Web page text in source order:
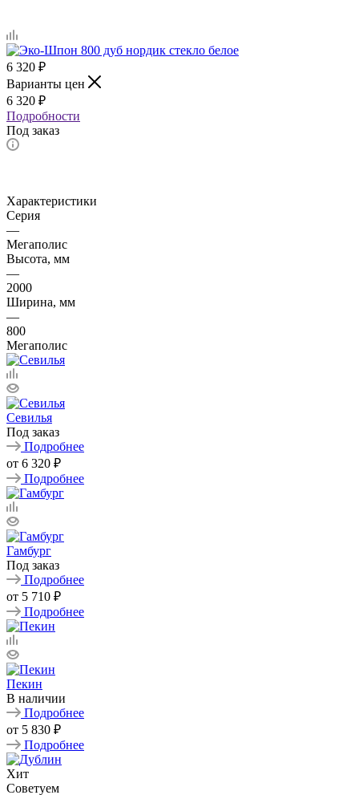
6 320 ₽
Варианты цен
6 320 ₽
Подробности
Под заказ
Характеристики
Серия
—
Мегаполис
Высота, мм
—
2000
Ширина, мм
—
800
Мегаполис
Севилья
Под заказ
Подробнее
от 6 320 ₽
Подробнее
Гамбург
Под заказ
Подробнее
от 5 710 ₽
Подробнее
Пекин
В наличии
Подробнее
от 5 830 ₽
Подробнее
Хит
Советуем